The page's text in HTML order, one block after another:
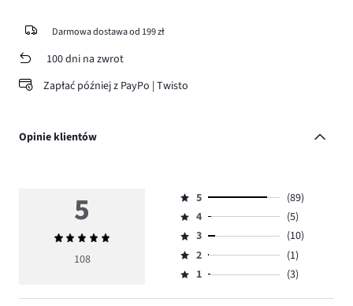
Darmowa dostawa od 199 zł
100 dni na zwrot
Zapłać później z PayPo | Twisto
Opinie klientów
5
Średnia
ocena
108
Ocena
5,
ilość
głosów
89.
5
(89)
Ocena
4,
ilość
głosów
4
(5)
Ocena
3,
ilość
3
(10)
Ocena
2,
2
(1)
Ocena
1,
1 (3)